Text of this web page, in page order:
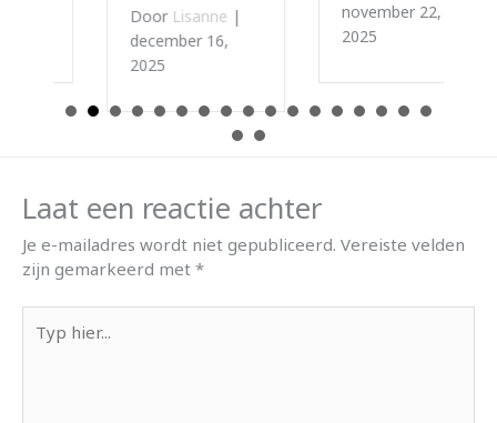
Lisanne
|
december 16,
november 22,
Laat een reactie achter
Je e-mailadres wordt niet gepubliceerd. Vereiste velden
zijn gemarkeerd met *
hier...